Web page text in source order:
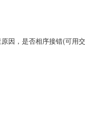
因，是否相序接错(可用